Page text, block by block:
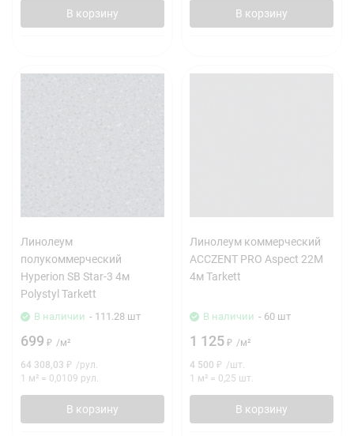
В корзину В корзину
Линолеум
полукоммерческий
Hyperion SB Star-3 4м
Polystyl Tarkett
В наличии - 111.28 шт
699 ₽ /м²
64 308,03 ₽ /рул.
1 м² = 0,0109 рул.
В корзину
Линолеум коммерческий
ACCZENT PRO Aspect 22M
4м Tarkett
В наличии - 60 шт
1 125 ₽ /м²
4 500 ₽ /шт.
1 м² = 0,25 шт.
В корзину